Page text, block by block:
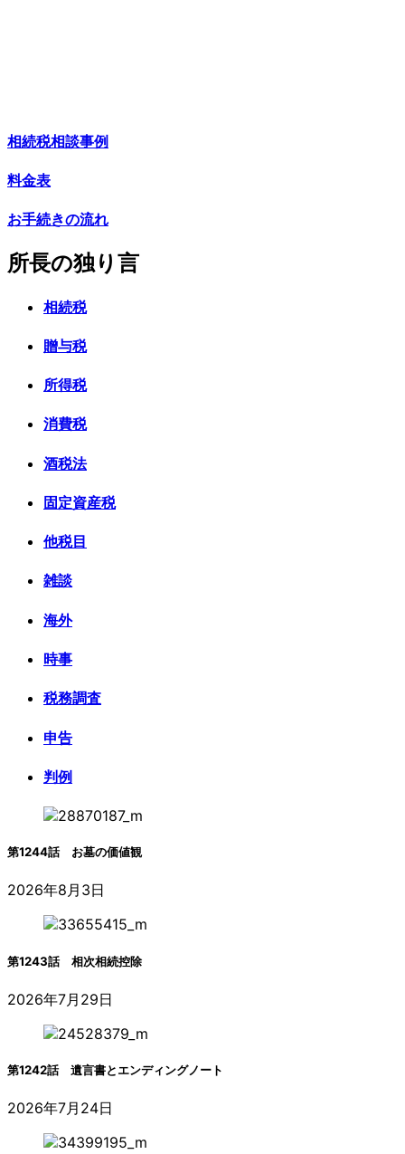
相続税相談事例
料金表
お手続きの流れ
所長の独り言
相続税
贈与税
所得税
消費税
酒税法
固定資産税
他税目
雑談
海外
時事
税務調査
申告
判例
第1244話 お墓の価値観
2026年8月3日
第1243話 相次相続控除
2026年7月29日
第1242話 遺言書とエンディングノート
2026年7月24日